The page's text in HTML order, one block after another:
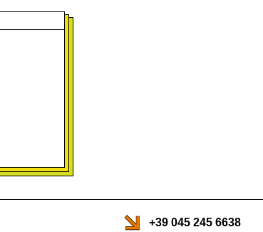
+39 045 245 6638